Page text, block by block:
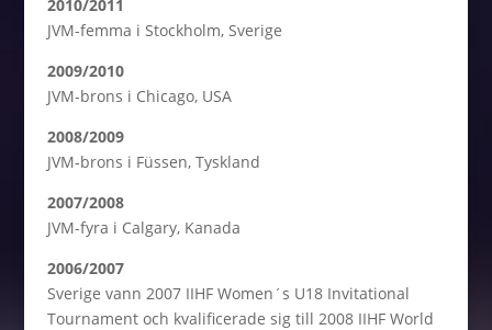
2010/2011
JVM-femma i Stockholm, Sverige
2009/2010
JVM-brons i Chicago, USA
2008/2009
JVM-brons i Füssen, Tyskland
2007/2008
JVM-fyra i Calgary, Kanada
2006/2007
Sverige vann 2007 IIHF Women´s U18 Invitational
Tournament och kvalificerade sig till 2008 IIHF World